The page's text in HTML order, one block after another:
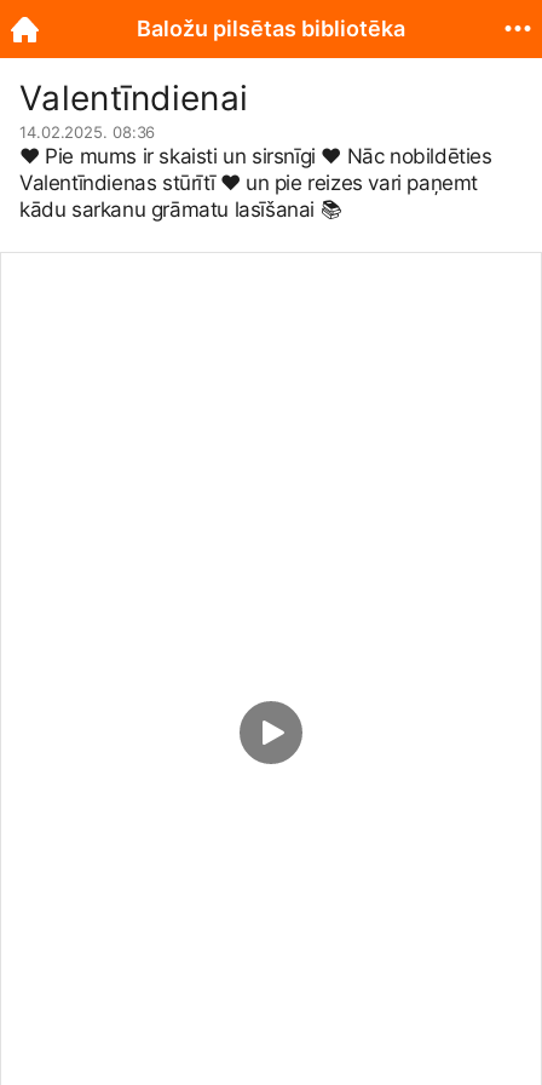
Valentīndienai
14.02.2025. 08:36
❤️ Pie mums ir skaisti un sirsnīgi ❤️ Nāc nobildēties
Valentīndienas stūrītī ❤️ un pie reizes vari paņemt
kādu sarkanu grāmatu lasīšanai 📚
Baložu pilsētas bibliotēka